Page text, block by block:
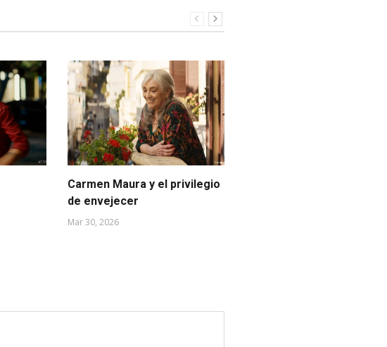
Carmen Maura y el privilegio
de envejecer
Mar 30, 2026